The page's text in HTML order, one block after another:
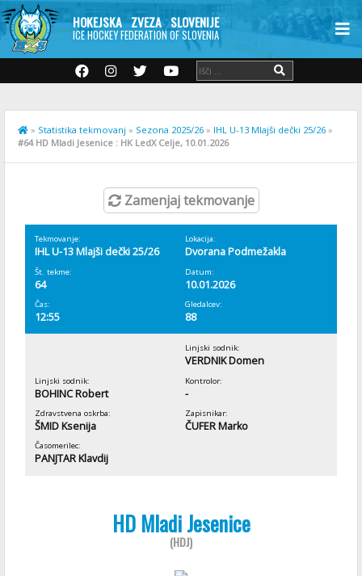
HOKEJSKA ZVEZA SLOVENIJE
ICE HOCKEY FEDERATION OF SLOVENIA
» Statistika tekmovanj » Sezona 2025/26 » IHL U-13 Mlajši dečki 25/26 »
#64 HD Mladi Jesenice : HK LedX Celje, 10.01.2026
Zamenjaj tekmovanje
Tekmovanje:
IHL U-13 Mlajši dečki 25/26
Lokacija:
Dvorana Podmežakla
Št. tekme:
64
Datum:
10.01.2026
Čas:
12:55
Gledalcev:
88
Linjski sodnik:
VERDNIK Domen
Linjski sodnik:
BOHINC Robert
Kontrolor:
-
Zdravstvena oskrba:
ŠMID Ksenija
Zapisnikar:
ČUFER Marko
Časomerilec:
PANJTAR Klavdij
HD Mladi Jesenice
(HDJ)